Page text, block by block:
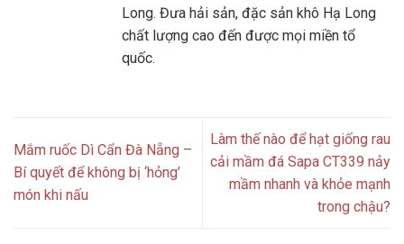
Long. Đưa hải sản, đặc sản khô Hạ Long
chất lượng cao đến được mọi miền tổ
quốc.
Mắm ruốc Dì Cẩn Đà Nẵng –
Bí quyết để không bị ‘hỏng’
món khi nấu
Làm thế nào để hạt giống rau
cải mầm đá Sapa CT339 nảy
mầm nhanh và khỏe mạnh
trong chậu?